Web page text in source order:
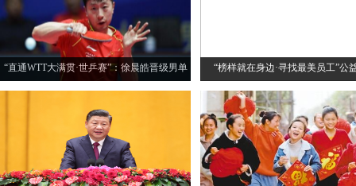
“直通WTT大满贯·世乒赛”：徐晨皓晋级男单
四强
“榜样就在身边·寻找最美员工”公